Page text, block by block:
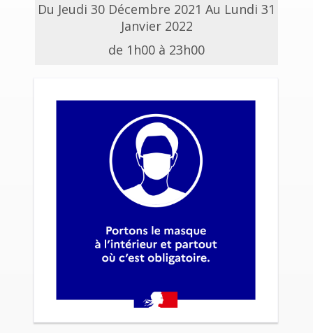
Du Jeudi 30 Décembre 2021 Au Lundi 31
Janvier 2022
de 1h00 à 23h00